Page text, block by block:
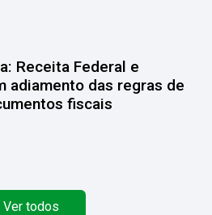
Receita Federal e
adiamento das regras de
fiscais
Ver todos